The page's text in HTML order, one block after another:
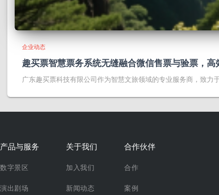
企业动态
趣买票智慧票务系统无缝融合微信售票与验票，
广东趣买票科技有限公司作为智慧文旅领域的专业服务商，致力
产品与服务
数字景区
演出剧场
关于我们
加入我们
新闻动态
合作伙伴
合作
案例